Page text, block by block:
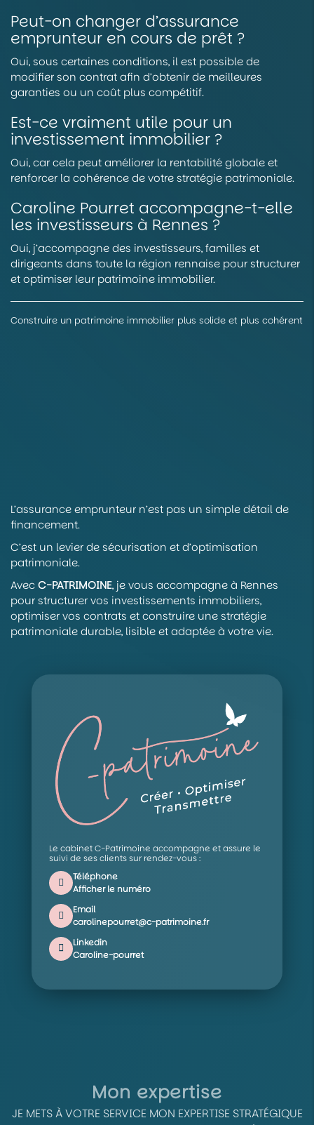
Peut-on changer d’assurance
emprunteur en cours de prêt ?
Oui, sous certaines conditions, il est possible de
modifier son contrat afin d’obtenir de meilleures
garanties ou un coût plus compétitif.
Est-ce vraiment utile pour un
investissement immobilier ?
Oui, car cela peut améliorer la rentabilité globale et
renforcer la cohérence de votre stratégie patrimoniale.
Caroline Pourret accompagne-t-elle
les investisseurs à Rennes ?
Oui, j’accompagne des investisseurs, familles et
dirigeants dans toute la région rennaise pour structurer
et optimiser leur patrimoine immobilier.
Construire un patrimoine immobilier plus solide et plus cohérent
L’assurance emprunteur n’est pas un simple détail de
financement.
C’est un levier de sécurisation et d’optimisation
patrimoniale.
AvecC-PATRIMOINE, je vous accompagne à Rennes
pour structurer vos investissements immobiliers,
optimiser vos contrats et construire une stratégie
patrimoniale durable, lisible et adaptée à votre vie.
Le cabinet C-Patrimoine accompagne et assure le
suivi de ses clients sur rendez-vous :
Téléphone
Afficher le numéro
Email
carolinepourret@c-patrimoine.fr
Linkedin
Caroline-pourret
Mon expertise
JE METS À VOTRE SERVICE MON EXPERTISE STRATÉGIQUE